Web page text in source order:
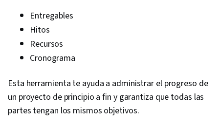
Entregables
Hitos
Recursos
Cronograma
Esta herramienta te ayuda a administrar el progreso de
un proyecto de principio a fin y garantiza que todas las
partes tengan los mismos objetivos.